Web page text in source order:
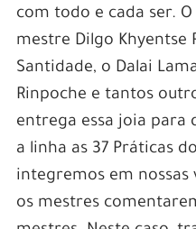
com todo e cada ser.
mestre Dilgo Khyentse
Santidade, o Dalai
Rinpoche e tantos
entrega essa joia para
a linha as 37 Práticas
integremos em nossas
os mestres